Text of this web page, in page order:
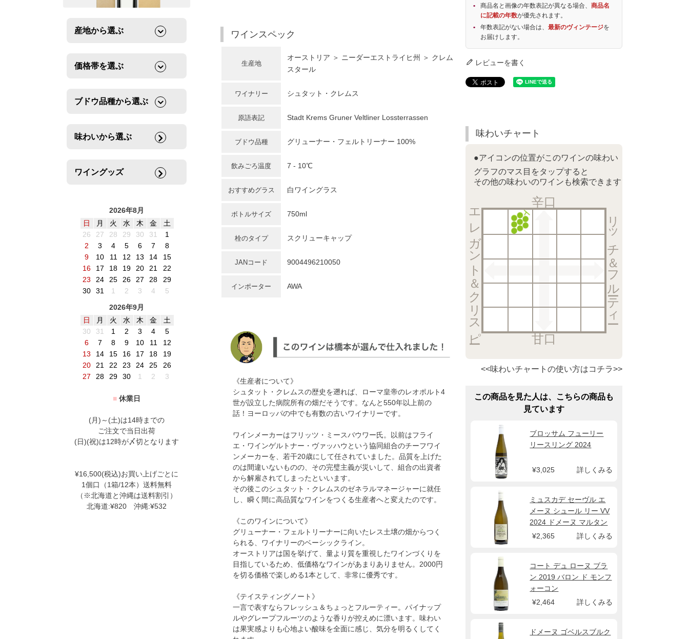
産地から選ぶ
価格帯を選ぶ
ブドウ品種から選ぶ
味わいから選ぶ
ワイングッズ
2026年8月
日
月 火 水 木 金
土
26
27 28 29 30 31
1
2
3 4 5 6 7
8
9
10 11 12 13 14
15
16
17 18 19 20 21
22
23
24 25 26 27 28
29
30
31 1 2 3 4
5
2026年9月
日
月 火 水 木 金
土
30
31 1 2 3 4
5
6
7 8 9 10 11
12
13
14 15 16 17 18
19
20
21 22 23 24 25
26
27
28 29 30 1 2 3
■ 休業日
(月)～(土)は14時までの
ご注文で当日出荷
(日)(祝)は12時が〆切となります
¥16,500(税込)お買い上げごとに
1個口（1箱/12本）送料無料
（※北海道と沖縄は送料割引）
北海道:¥820 沖縄:¥532
ワインスペック
生産地
オーストリア ＞ ニーダーエストライヒ州 ＞ クレム
スタール
ワイナリー シュタット・クレムス
原語表記 Stadt Krems Gruner Veltliner Lossterrassen
ブドウ品種 グリューナー・フェルトリーナー 100%
飲みごろ温度 7 - 10℃
おすすめグラス 白ワイングラス
ボトルサイズ 750ml
栓のタイプ スクリューキャップ
JANコード 9004496210050
インポーター AWA
《生産者について》
シュタット・クレムスの歴史を遡れば、ローマ皇帝のレオポルト4
世が設立した病院所有の畑だそうです。なんと550年以上前の
話！ヨーロッパの中でも有数の古いワイナリーです。
ワインメーカーはフリッツ・ミースバウワー氏。以前はフライ
エ・ワインゲルトナー・ヴァッハウという協同組合のチーフワイ
ンメーカーを、若干20歳にして任されていました。品質を上げた
のは間違いないものの、その完璧主義が災いして、組合の出資者
から解雇されてしまったといいます。
その後このシュタット・クレムスのゼネラルマネージャーに就任
し、瞬く間に高品質なワインをつくる生産者へと変えたのです。
《このワインについて》
グリューナー・フェルトリーナーに向いたレス土壌の畑からつく
られる、ワイナリーのベーシックライン。
オーストリアは国を挙げて、量より質を重視したワインづくりを
目指しているため、低価格なワインがあまりありません。2000円
を切る価格で楽しめる1本として、非常に優秀です。
《テイスティングノート》
一言で表すならフレッシュ＆ちょっとフルーティー。パイナップ
ルやグレープフルーツのような香りが控えめに漂います。味わい
は果実感よりも心地よい酸味を全面に感じ、気分を明るくしてく
商品名と画像の年数表記が異なる場合、商品名
に記載の年数が優先されます。
年数表記がない場合は、最新のヴィンテージを
お届けします。
レビューを書く
味わいチャート
●アイコンの位置がこのワインの味わい
グラフのマス目をタップすると
その他の味わいのワインも検索できます
辛口
リッチ＆フルーティー
甘口
エレガント＆クリスピー
<<味わいチャートの使い方はコチラ>>
この商品を見た人は、こちらの商品も
見ています
ブロッサム フューリー
リースリング 2024
¥3,025 詳しくみる
ミュスカデ セーヴル エ
メーヌ シュール リー VV
2024 ドメーヌ マルタン
S&M
¥2,365 詳しくみる
コート デュ ローヌ ブラ
ン 2019 バロン ド モンフ
ォーコン
¥2,464
詳しくみる
ドメーヌ ゴベルスブルク